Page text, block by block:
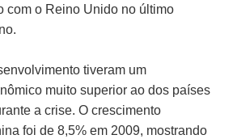
com o Reino Unido no último
tiveram um
muito superior ao dos países
a crise. O crescimento
foi de 8,5% em 2009, mostrando